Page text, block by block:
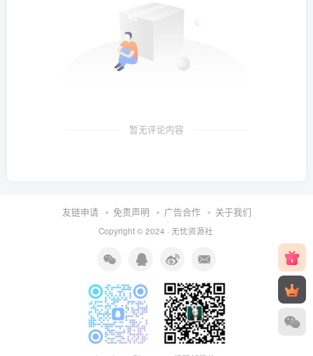
暂无评论内容
友链申请 免责声明 广告合作 关于我们
Copyright © 2024 · 无忧资源社